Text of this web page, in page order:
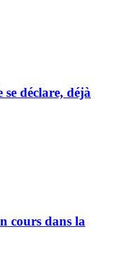
déclare, déjà
cours dans la